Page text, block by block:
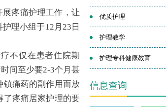
疼痛护理工作，让
理小组于12月23日
不仅在患者住院期
间至少要2-3个月甚
镇痛药的副作用而放
了疼痛居家护理的要
优质护理
护理教学
护理专科健康教育
信息查询